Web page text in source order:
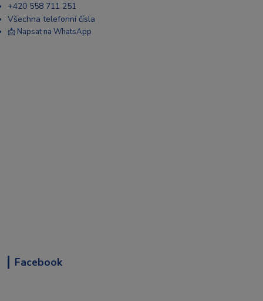
+420 558 711 251
Všechna telefonní čísla
📩 Napsat na WhatsApp
Facebook